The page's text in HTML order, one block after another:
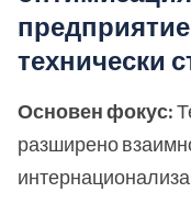
технически
Основен фокус:
разширено